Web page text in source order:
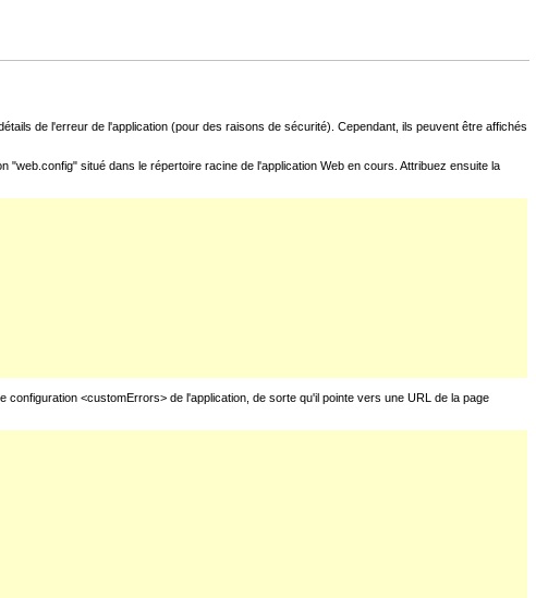
de l'erreur de l'application (pour des raisons de sécurité). Cependant, ils peuvent être affichés
situé dans le répertoire racine de l'application Web en cours. Attribuez ensuite la
<customErrors> de l'application, de sorte qu'il pointe vers une URL de la page